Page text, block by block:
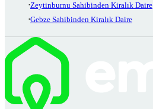
Zeytinburnu Sahibinden Kiralık Daire
Gebze Sahibinden Kiralık Daire